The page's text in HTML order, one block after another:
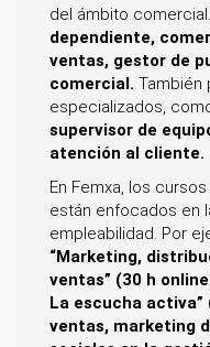
del ámbito
dependiente,
ventas, gestor de
comercial. También
especializados,
supervisor de
atención al cliente.
En Femxa, los
están enfocados en
empleabilidad. Por
“Marketing,
ventas” (30 h
La escucha activa”
ventas, marketing